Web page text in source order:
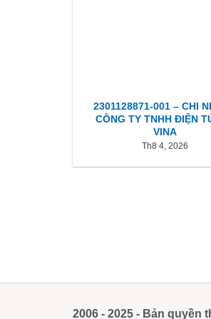
2301128871-001 – CHI
CÔNG TY TNHH ĐIỆN
VINA
Th8 4, 2026
2006 - 2025 - Bản